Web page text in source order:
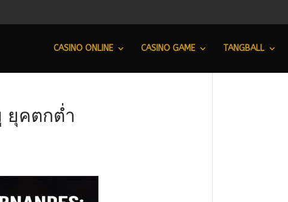
CASINO ONLINE CASINO GAME TANGBALL
ยุคตกต่ำ